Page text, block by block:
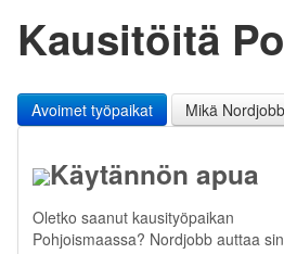
Kausitöitä
Avoimet työpaikat Mikä
Käytännön apua
Oletko saanut kausityöpaikan
Pohjoismaassa? Nordjobb auttaa